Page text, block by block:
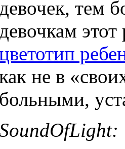
девочек, тем
девочкам
не в
больными,